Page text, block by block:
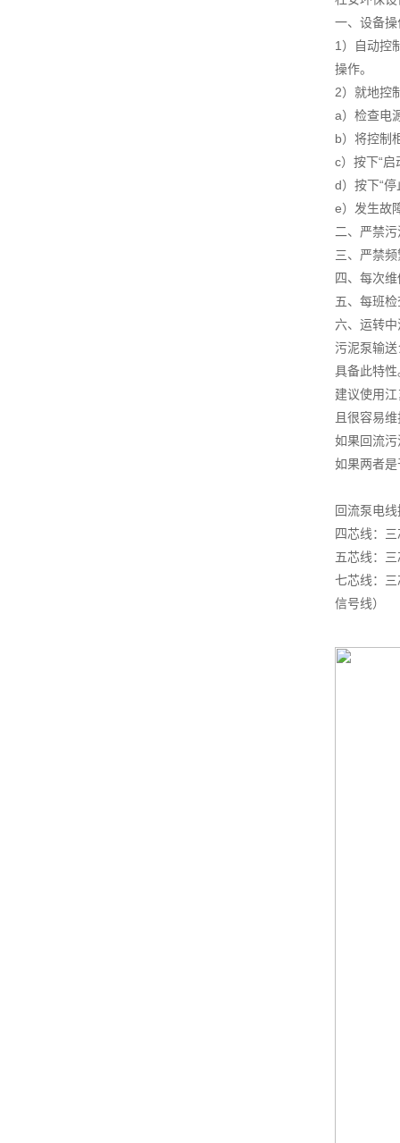
一、设备操
1）自动控
操作。
2）就地控
a）检查电
b）将控制
c）按下“
d）按下“
e）发生故
二、严禁
三、严禁
四、每次
五、每班
六、运转
污泥泵输
具备此特性
建议使用
且很容易
如果回流
如果两者
回流泵电
四芯线：
五芯线：
七芯线：
信号线）